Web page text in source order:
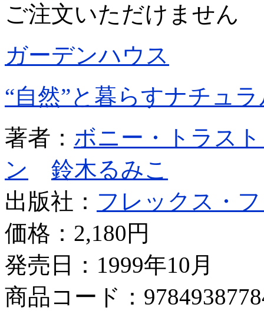
ご注文いただけません
ガーデンハウス
“自然”と暮らすナチュ
著者： ボニー・トラス
ン
鈴木るみこ
出版社： フレックス・
価格： 2,180円
発売日：1999年10月
商品コード：